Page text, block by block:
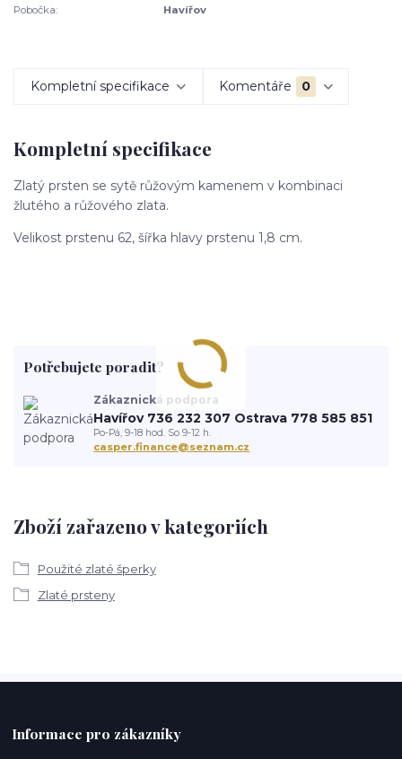
Pobočka:
Havířov
Kompletní specifikace Komentáře 0
Kompletní specifikace
Zlatý prsten se sytě růžovým kamenem v kombinaci
žlutého a růžového zlata.
Velikost prstenu 62, šířka hlavy prstenu 1,8 cm.
Zboží zařazeno v kategoriích
Použité zlaté šperky
Zlaté prsteny
Potřebujete poradit?
Zákaznická podpora
Havířov 736 232 307 Ostrava 778 585 851
Po-Pá, 9-18 hod. So 9-12 h.
casper.finance@seznam.cz
Informace pro zákazníky